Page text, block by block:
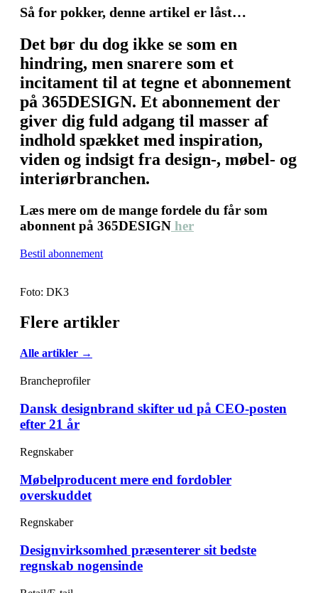
Så for pokker, denne artikel er låst…
Det bør du dog ikke se som en
hindring, men snarere som et
incitament til at tegne et abonnement
på 365DESIGN. Et abonnement der
giver dig fuld adgang til masser af
indhold spækket med inspiration,
viden og indsigt fra design-, møbel- og
interiørbranchen.
Læs mere om de mange fordele du får som
abonnent på 365DESIGN her
Bestil abonnement
Foto: DK3
Flere artikler
Alle artikler →
Brancheprofiler
Dansk designbrand skifter ud på CEO-posten
efter 21 år
Regnskaber
Møbelproducent mere end fordobler
overskuddet
Regnskaber
Designvirksomhed præsenterer sit bedste
regnskab nogensinde